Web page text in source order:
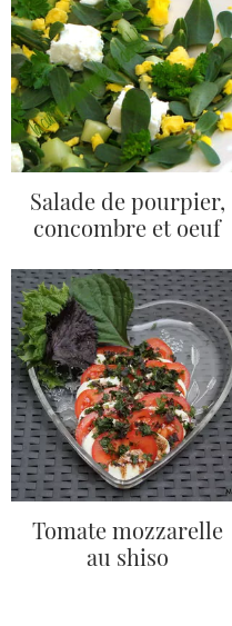
Salade de pourpier,
concombre et oeuf
Tomate mozzarelle
au shiso